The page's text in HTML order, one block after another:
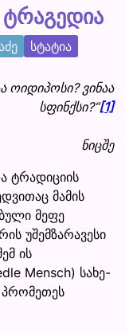
ტრაგედია
სტატია
ვინაა
სფინქსი?“[1]
ნიცშე
ტრადიციის
მამის
მეფე
უშემზარავესი
ის
Mensch) სახე-